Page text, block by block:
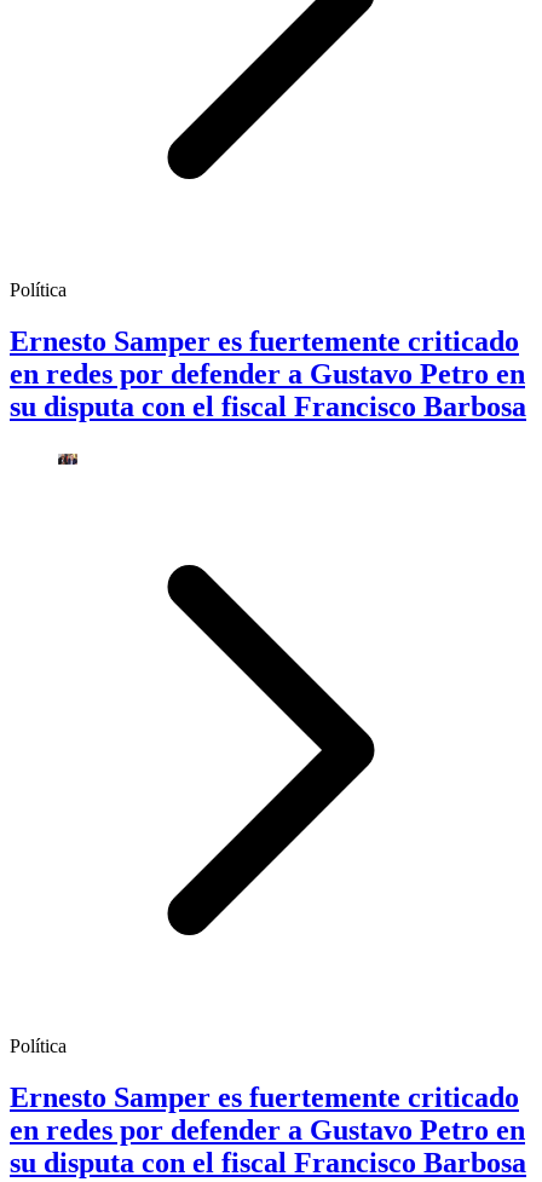
Política
Ernesto Samper es fuertemente criticado
en redes por defender a Gustavo Petro en
su disputa con el fiscal Francisco Barbosa
Política
Ernesto Samper es fuertemente criticado
en redes por defender a Gustavo Petro en
su disputa con el fiscal Francisco Barbosa